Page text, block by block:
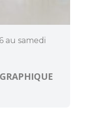
au samedi